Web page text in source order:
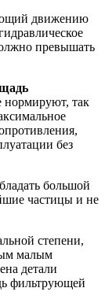
движению
превышать
нормируют, так
без
большой
частицы и не
степени,
малым
детали
фильтрующей